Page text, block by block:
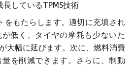
長しているTPMS技術
をもたらします。適切に充填され
低く、タイヤの摩耗も少ないた
大幅に延びます。次に、燃料消費
を削減できます。さらに、制動